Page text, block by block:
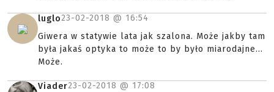
luglo23-02-2018 @ 16:54
Giwera w statywie lata jak szalona. Może jakby tam
była jakaś optyka to może to by było miarodajne...
Może.
Viader23-02-2018 @ 17:08